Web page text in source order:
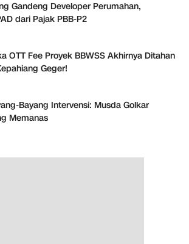
Gandeng Developer Perumahan,
dari Pajak PBB-P2
OTT Fee Proyek BBWSS Akhirnya Ditahan
Geger!
Bayang Intervensi: Musda Golkar
Memanas